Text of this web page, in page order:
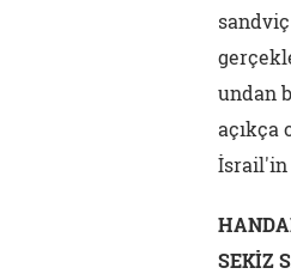
undan
açıkça
İsrail'in
SEKİZ